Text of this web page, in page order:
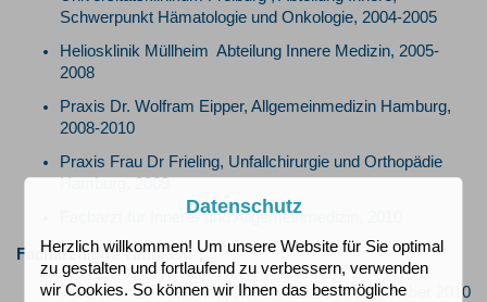
Schwerpunkt Hämatologie und Onkologie, 2004-2005
Heliosklinik Müllheim Abteilung Innere Medizin, 2005-
2008
Praxis Dr. Wolfram Eipper, Allgemeinmedizin Hamburg,
2008-2010
Praxis Frau Dr Frieling, Unfallchirurgie und Orthopädie
Hamburg, 2009
Facharzt für Innere- und Allgemeinmedizin, 2010
Fachärztliche Tätigkeit
Partner in der Hausarztpraxis Iserbrook seit Oktober 2010
Datenschutz
Herzlich willkommen! Um unsere Website für Sie optimal
zu gestalten und fortlaufend zu verbessern, verwenden
wir Cookies. So können wir Ihnen das bestmögliche